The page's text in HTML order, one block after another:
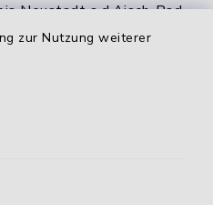
zur Nutzung weiterer
Neustadt a.d.Aisch-Bad
Allianz